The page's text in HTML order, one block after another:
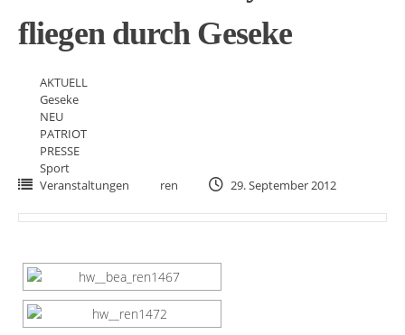
fliegen durch Geseke
AKTUELL
Geseke
NEU
PATRIOT
PRESSE
Sport
Veranstaltungen
ren 29. September 2012